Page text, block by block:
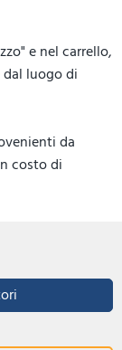
e nel carrello,
luogo di
da
costo di